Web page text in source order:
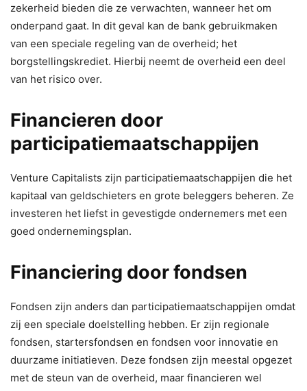
zekerheid bieden die ze verwachten, wanneer het om
onderpand gaat. In dit geval kan de bank gebruikmaken
van een speciale regeling van de overheid; het
borgstellingskrediet. Hierbij neemt de overheid een deel
van het risico over.
Financieren door
participatiemaatschappijen
Venture Capitalists zijn participatiemaatschappijen die het
kapitaal van geldschieters en grote beleggers beheren. Ze
investeren het liefst in gevestigde ondernemers met een
goed ondernemingsplan.
Financiering door fondsen
Fondsen zijn anders dan participatiemaatschappijen omdat
zij een speciale doelstelling hebben. Er zijn regionale
fondsen, startersfondsen en fondsen voor innovatie en
duurzame initiatieven. Deze fondsen zijn meestal opgezet
met de steun van de overheid, maar financieren wel